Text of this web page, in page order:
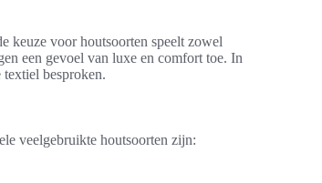
keuze voor houtsoorten speelt zowel
een gevoel van luxe en comfort toe. In
besproken.
veelgebruikte houtsoorten zijn: